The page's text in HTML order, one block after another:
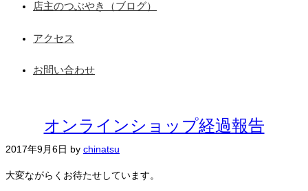
店主のつぶやき（ブログ）
アクセス
お問い合わせ
オンラインショップ経過報告
2017年9月6日 by chinatsu
大変ながらくお待たせしています。